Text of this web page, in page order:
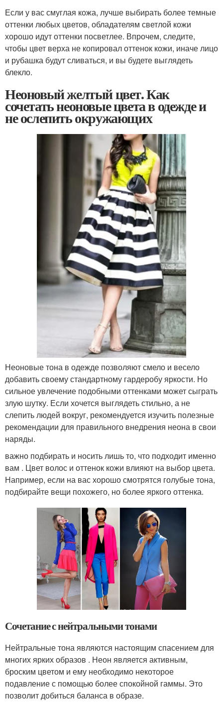
Если у вас смуглая кожа, лучше выбирать более темные
оттенки любых цветов, обладателям светлой кожи
хорошо идут оттенки посветлее. Впрочем, следите,
чтобы цвет верха не копировал оттенок кожи, иначе лицо
и рубашка будут сливаться, и вы будете выглядеть
блекло.
Неоновый желтый цвет. Как
сочетать неоновые цвета в одежде и
не ослепить окружающих
Неоновые тона в одежде позволяют смело и весело
добавить своему стандартному гардеробу яркости. Но
сильное увлечение подобными оттенками может сыграть
злую шутку. Если хочется выглядеть стильно, а не
слепить людей вокруг, рекомендуется изучить полезные
рекомендации для правильного внедрения неона в свои
наряды.
важно подбирать и носить лишь то, что подходит именно
вам . Цвет волос и оттенок кожи влияют на выбор цвета.
Например, если на вас хорошо смотрятся голубые тона,
подбирайте вещи похожего, но более яркого оттенка.
Сочетание с нейтральными тонами
Нейтральные тона являются настоящим спасением для
многих ярких образов . Неон является активным,
броским цветом и ему необходимо некоторое
подавление с помощью более спокойной гаммы. Это
позволит добиться баланса в образе.